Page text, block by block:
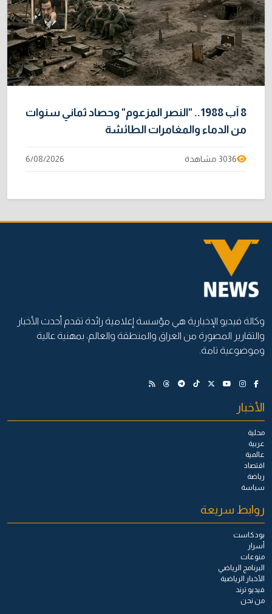
8 آب 1988.. "النصر المزعوم" وحصاد ثماني سنوات
من الدماء والمغامرات الطائشة
3036 مشاهدة 6/08/2026
وكالة فيديو الإخبارية هي مؤسسة إعلامية رائدة تقدم أحدث الأخبار
والتقارير المصورة من العراق والمنطقة والعالم، بمهنية عالية
وموضوعية تامة.
الأخبار
محلية
عربية
عالمية
اقتصاد
رياضة
سياسة
روابط سريعة
بودكاست
أسرار
منوعات
البرنامج الرياضي
الأخبار الرياضية
فيديو ترند
من نحن